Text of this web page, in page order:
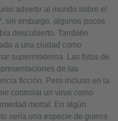
advertir al mundo sobre el
sin embargo, algunos pocos
descubierto. También
a una ciudad como
supermoderna. Las fotos de
de las
ficción. Pero incluso en la
controlar un virus como
mortal. En algún
sería una especie de guerra